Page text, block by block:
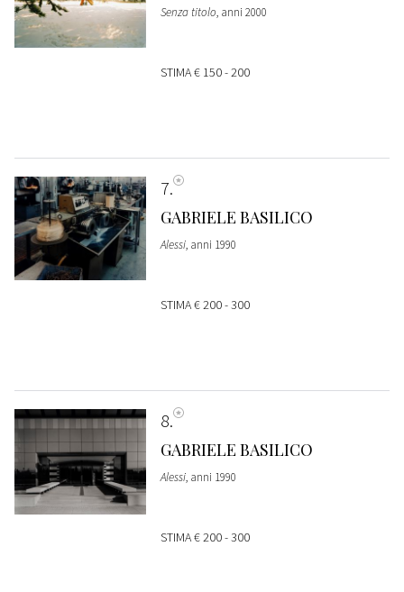
Senza titolo, anni 2000
STIMA€ 150 - 200
7
GABRIELE BASILICO
Alessi, anni 1990
STIMA€ 200 - 300
8
GABRIELE BASILICO
Alessi, anni 1990
STIMA€ 200 - 300